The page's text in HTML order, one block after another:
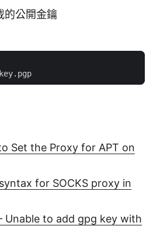
的公開金鑰
Set the Proxy for APT on
for SOCKS proxy in
Unable to add gpg key with